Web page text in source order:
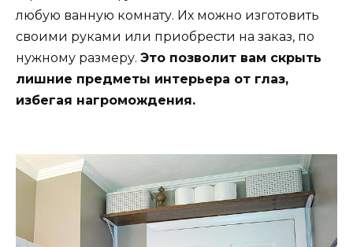
любую ванную комнату. Их можно изготовить
своими руками или приобрести на заказ, по
нужному размеру. Это позволит вам скрыть
лишние предметы интерьера от глаз,
избегая нагромождения.